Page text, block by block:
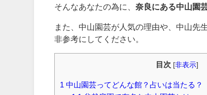
そんなあなたの為に、奈良にある中山園
また、中山園芸が人気の理由や、中山先
非参考にしてください。
目次 [非表示]
1 中山園芸ってどんな館？占いは当たる？